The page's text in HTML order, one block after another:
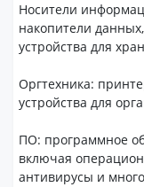
Носители
накопители
устройства для
Оргтехника:
устройства для
ПО: программное
включая
антивирусы и